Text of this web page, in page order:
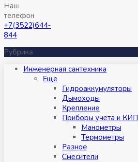
Наш
телефон
+7(3522)644-
844
Рубрика
Инженерная сантехника
Eще
Гидроаккумуляторы
Дымоходы
Крепление
Приборы учета и КИП
Манометры
Термометры
Разное
Смесители